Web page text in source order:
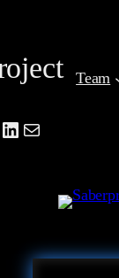
springen
Mail
Team